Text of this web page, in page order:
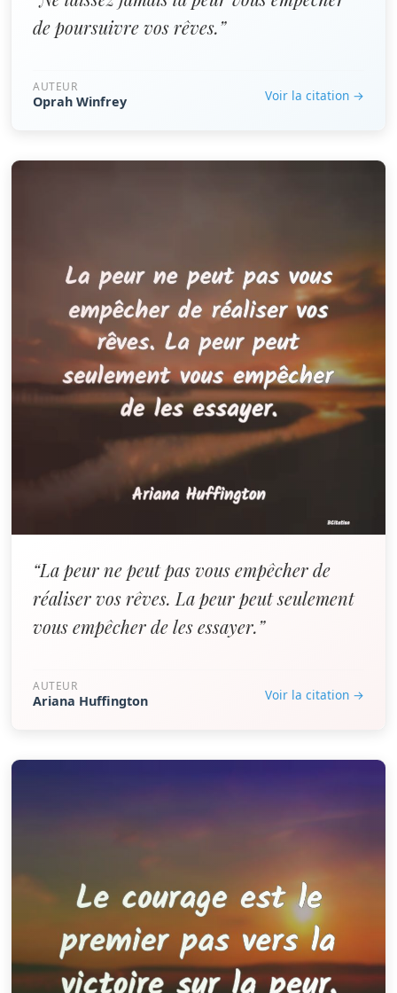
de poursuivre vos rêves.”
AUTEUR
Oprah Winfrey Voir la citation →
“La peur ne peut pas vous empêcher de
réaliser vos rêves. La peur peut seulement
vous empêcher de les essayer.”
AUTEUR
Ariana Huffington Voir la citation →